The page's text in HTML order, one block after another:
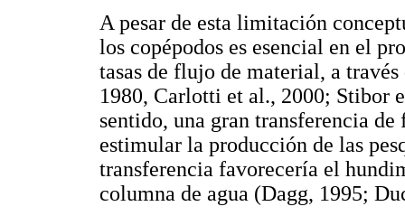
A pesar de esta limitación
los copépodos es esencial en el
tasas de flujo de material, a
1980, Carlotti et al., 2000; Stibor
sentido, una gran transferencia
estimular la producción de las
transferencia favorecería el
columna de agua (Dagg, 1995;